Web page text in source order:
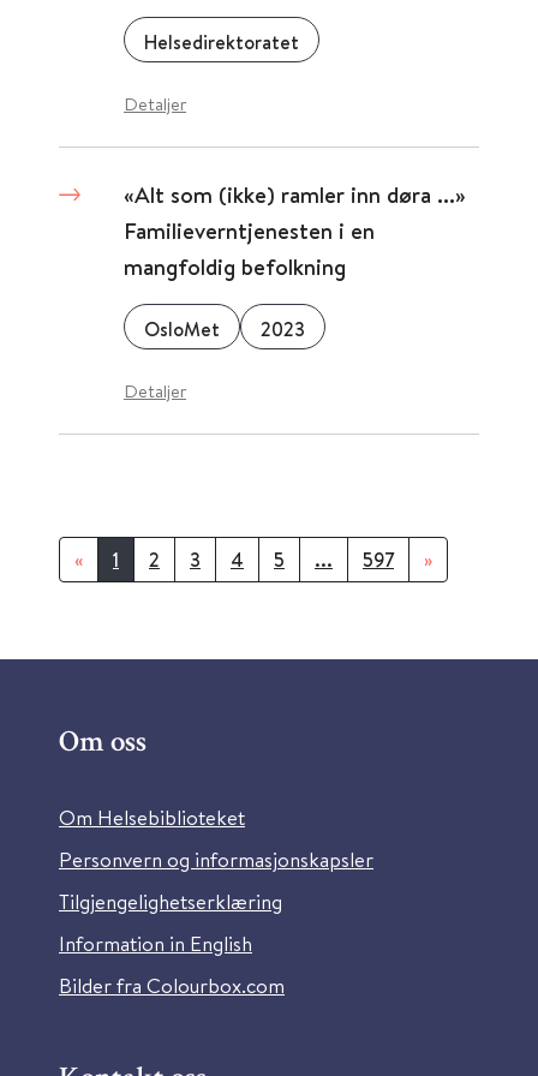
Helsedirektoratet
Detaljer
«Alt som (ikke) ramler inn døra ...»
Familieverntjenesten i en
mangfoldig befolkning
OsloMet 2023
Detaljer
« 1 2 3 4 5 ... 597 »
Om oss
Om Helsebiblioteket
Personvern og informasjonskapsler
Tilgjengelighetserklæring
Information in English
Bilder fra Colourbox.com